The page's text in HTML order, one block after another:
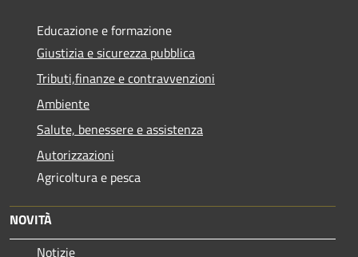
Educazione e formazione
Giustizia e sicurezza pubblica
Tributi,finanze e contravvenzioni
Ambiente
Salute, benessere e assistenza
Autorizzazioni
Agricoltura e pesca
NOVITÀ
Notizie